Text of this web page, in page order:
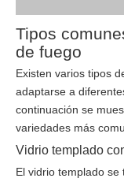
Tipos
de fuego
Existen varios tipos
adaptarse a
continuación se
variedades más
Vidrio templado
El vidrio templado